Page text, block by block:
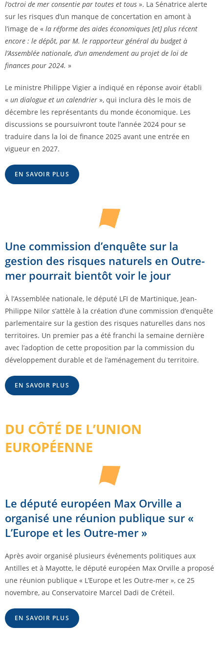
l’octroi de mer consentie par toutes et tous ». La Sénatrice alerte
sur les risques d’un manque de concertation en amont à
l’image de « la réforme des aides économiques [et] plus récent
encore : le dépôt, par M. le rapporteur général du budget à
l’Assemblée nationale, d’un amendement au projet de loi de
finances pour 2024. »
Le ministre Philippe Vigier a indiqué en réponse avoir établi
« un dialogue et un calendrier », qui inclura dès le mois de
décembre les représentants du monde économique. Les
discussions se poursuivront toute l’année 2024 pour se
traduire dans la loi de finance 2025 avant une entrée en
vigueur en 2027.
EN SAVOIR PLUS
Une commission d’enquête sur la
gestion des risques naturels en Outre-
mer pourrait bientôt voir le jour
À l’Assemblée nationale, le député LFI de Martinique, Jean-
Philippe Nilor s’attèle à la création d’une commission d’enquête
parlementaire sur la gestion des risques naturelles dans nos
territoires. Un premier pas a été franchi la semaine dernière
avec l’adoption de cette proposition par la commission du
développement durable et de l’aménagement du territoire.
EN SAVOIR PLUS
DU CÔTÉ DE L’UNION
EUROPÉENNE
Le député européen Max Orville a
organisé une réunion publique sur «
L’Europe et les Outre-mer »
Après avoir organisé plusieurs événements politiques aux
Antilles et à Mayotte, le député européen Max Orville a proposé
une réunion publique « L’Europe et les Outre-mer », ce 25
novembre, au Conservatoire Marcel Dadi de Créteil.
EN SAVOIR PLUS